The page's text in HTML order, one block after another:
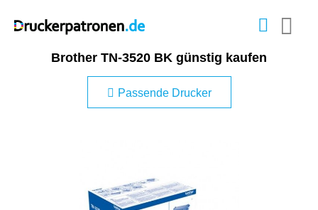
Brother TN-3520 BK günstig kaufen
Passende Drucker